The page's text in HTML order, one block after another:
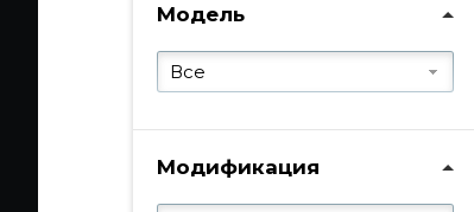
Модель
Все
Модификация